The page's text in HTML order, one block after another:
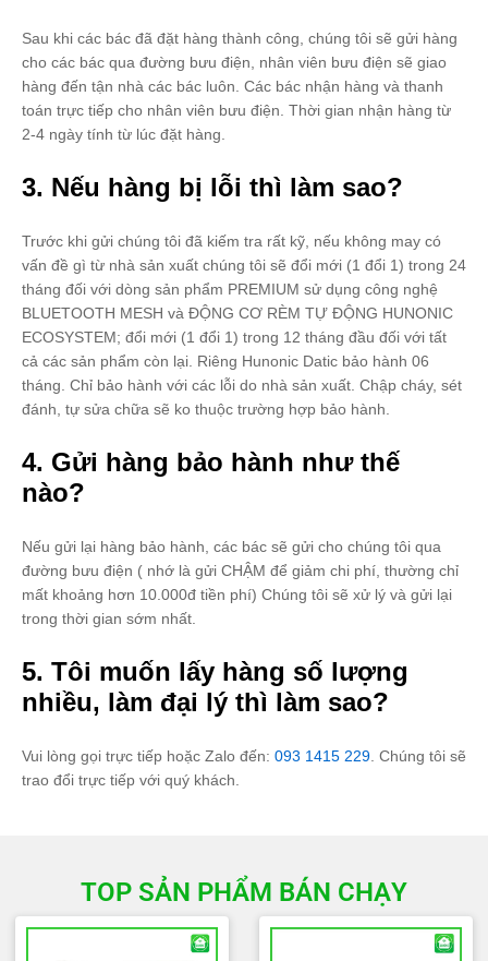
Sau khi các bác đã đặt hàng thành công, chúng tôi sẽ gửi hàng
cho các bác qua đường bưu điện, nhân viên bưu điện sẽ giao
hàng đến tận nhà các bác luôn. Các bác nhận hàng và thanh
toán trực tiếp cho nhân viên bưu điện. Thời gian nhận hàng từ
2-4 ngày tính từ lúc đặt hàng.
3. Nếu hàng bị lỗi thì làm sao?
Trước khi gửi chúng tôi đã kiếm tra rất kỹ, nếu không may có
vấn đề gì từ nhà sản xuất chúng tôi sẽ đổi mới (1 đổi 1) trong 24
tháng đối với dòng sản phẩm PREMIUM sử dụng công nghệ
BLUETOOTH MESH và ĐỘNG CƠ RÈM TỰ ĐỘNG HUNONIC
ECOSYSTEM; đổi mới (1 đổi 1) trong 12 tháng đầu đối với tất
cả các sản phẩm còn lại. Riêng Hunonic Datic bảo hành 06
tháng. Chỉ bảo hành với các lỗi do nhà sản xuất. Chập cháy, sét
đánh, tự sửa chữa sẽ ko thuộc trường hợp bảo hành.
4. Gửi hàng bảo hành như thế
nào?
Nếu gửi lại hàng bảo hành, các bác sẽ gửi cho chúng tôi qua
đường bưu điện ( nhớ là gửi CHẬM để giảm chi phí, thường chỉ
mất khoảng hơn 10.000đ tiền phí) Chúng tôi sẽ xử lý và gửi lại
trong thời gian sớm nhất.
5. Tôi muốn lấy hàng số lượng
nhiều, làm đại lý thì làm sao?
Vui lòng gọi trực tiếp hoặc Zalo đến: 093 1415 229 . Chúng tôi sẽ
trao đổi trực tiếp với quý khách.
TOP SẢN PHẨM BÁN CHẠY